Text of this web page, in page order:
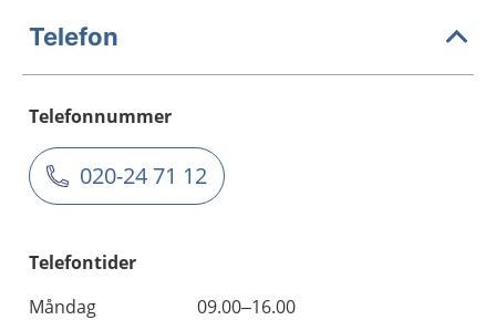
Telefon
Telefonnummer
020-24 71 12
Telefontider
Måndag
09.00–16.00